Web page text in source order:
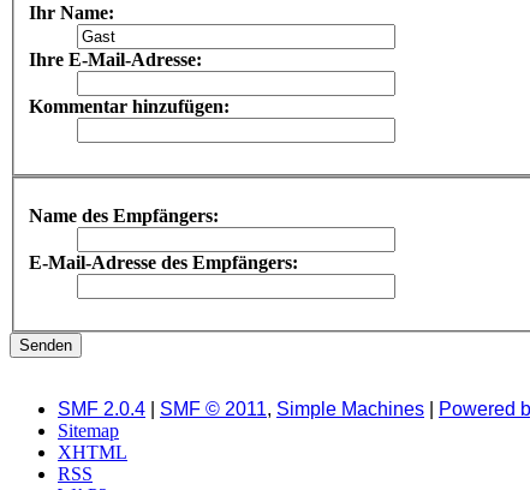
Ihr Name:
Ihre E-Mail-Adresse:
Kommentar hinzufügen:
Name des Empfängers:
E-Mail-Adresse des Empfängers:
SMF 2.0.4 SMF © 2011, Simple Machines
Powered
Sitemap
XHTML
RSS